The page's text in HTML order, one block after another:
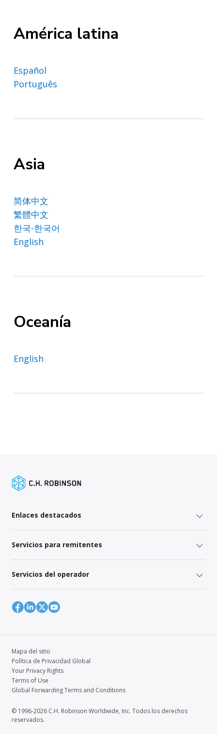
América latina
Español
Português
Asia
简体中文
繁體中文
한국-한국어
English
Oceanía
English
Enlaces destacados
Servicios para remitentes
Servicios del operador
Mapa del sitio
Política de Privacidad Global
Your Privacy Rights
Terms of Use
Global Forwarding Terms and Conditions
© 1996-2026 C.H. Robinson Worldwide, Inc. Todos los derechos
reservados.